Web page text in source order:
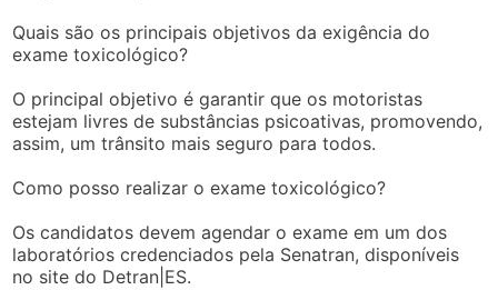
Quais são os principais objetivos da exigência do
exame toxicológico?
O principal objetivo é garantir que os motoristas
estejam livres de substâncias psicoativas, promovendo,
assim, um trânsito mais seguro para todos.
Como posso realizar o exame toxicológico?
Os candidatos devem agendar o exame em um dos
laboratórios credenciados pela Senatran, disponíveis
no site do Detran|ES.